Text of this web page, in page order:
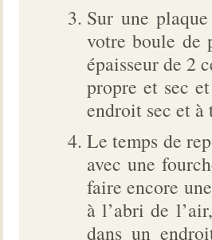
Sur une
votre boule de
épaisseur de 2
propre et sec
endroit sec et à
Le temps de
avec une
faire encore
à l’abri de
dans un